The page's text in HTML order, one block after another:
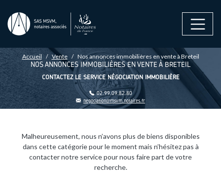
FIL D'ARIANE
Accueil Vente Nos annonces immobilières en vente à Breteil
NOS ANNONCES IMMOBILIÈRES EN VENTE À BRETEIL
CONTACTEZ LE SERVICE NÉGOCIATION IMMOBILIÈRE
02.99.09.82.80
negociation@msvm.notaires.fr
Malheureusement, nous n’avons plus de biens disponibles
dans cette catégorie pour le moment mais n’hésitez pas à
contacter notre service pour nous faire part de votre
recherche.